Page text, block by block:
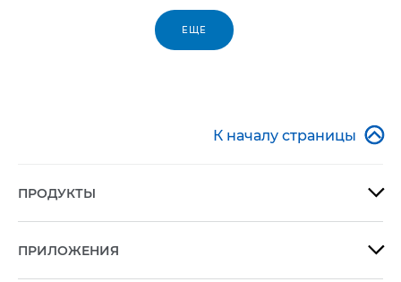
ЕЩЕ
К началу страницы 
ПРОДУКТЫ 
ПРИЛОЖЕНИЯ 